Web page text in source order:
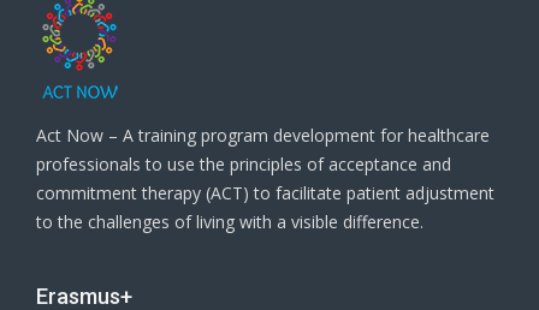
Act Now – A training program development for healthcare
professionals to use the principles of acceptance and
commitment therapy (ACT) to facilitate patient adjustment
to the challenges of living with a visible difference.
Erasmus+